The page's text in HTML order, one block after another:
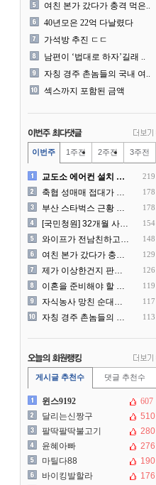
여친 본가 갔다가 충격 먹은..
40년모은 22억 다날렸다
가석방 추진 ㄷㄷ
남편이 ‘법대로 하자’길래 ..
자칭 경주 촌놈들의 국내 여..
섹스까지 포함된 금액
이번주 1주전 2주전 3주전
교도소 에어컨 설치 논란.... 219
축협 성매매 접대가 더 충격.. 178
부산 스타벅스 근황 ㅎㄷㄷ 178
[국민청원] 32개월 사랑하.. 154
와이프가 전남친하고 해외여행.. 148
여친 본가 갔다가 충격 먹은.. 129
제가 이상한건지 판단 부탁드.. 126
이혼을 준비해야 할 것 같습.. 119
자식농사 망친 순대국집 사장.. 117
자칭 경주 촌놈들의 국내 여.. 113
게시글 추천수 댓글 추천수
윈스9192
607
달리는신짱구
510
팔딱팔딱불고기
280
윤혜아빠
276
마틸다88
190
바이킹발할라
176